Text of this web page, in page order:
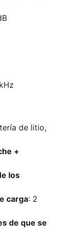
de litio,
+
los
carga: 2
de que se